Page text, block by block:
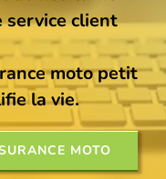
service client
moto petit
la vie.
MOTO